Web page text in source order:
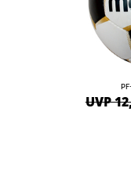
UVP